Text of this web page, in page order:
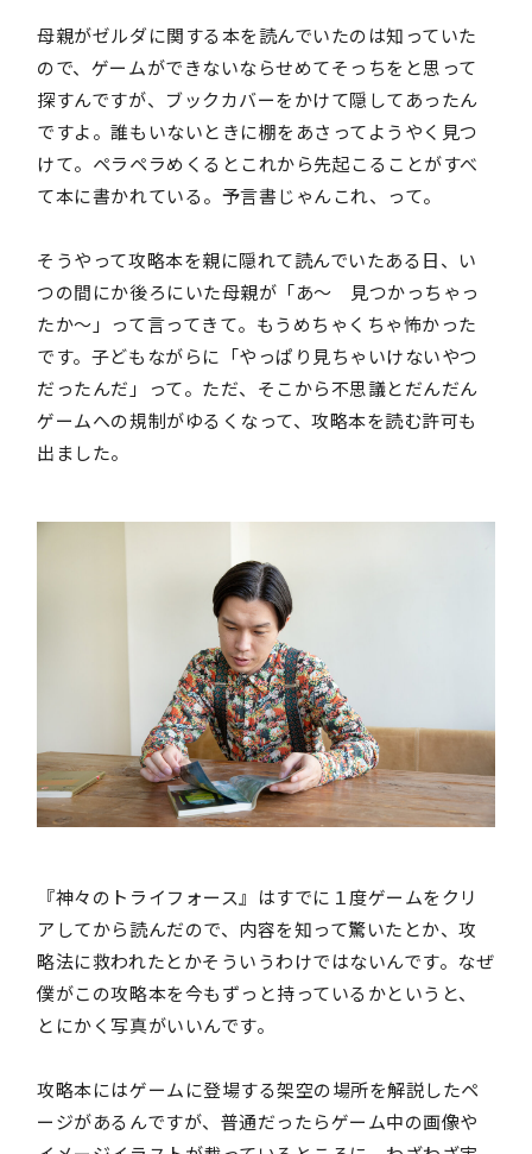
母親がゼルダに関する本を読んでいたのは知っていた
ので、ゲームができないならせめてそっちをと思って
探すんですが、ブックカバーをかけて隠してあったん
ですよ。誰もいないときに棚をあさってようやく見つ
けて。ペラペラめくるとこれから先起こることがすべ
て本に書かれている。予言書じゃんこれ、って。
そうやって攻略本を親に隠れて読んでいたある日、い
つの間にか後ろにいた母親が「あ〜 見つかっちゃっ
たか〜」って言ってきて。もうめちゃくちゃ怖かった
です。子どもながらに「やっぱり見ちゃいけないやつ
だったんだ」って。ただ、そこから不思議とだんだん
ゲームへの規制がゆるくなって、攻略本を読む許可も
出ました。
『神々のトライフォース』はすでに１度ゲームをクリ
アしてから読んだので、内容を知って驚いたとか、攻
略法に救われたとかそういうわけではないんです。なぜ
僕がこの攻略本を今もずっと持っているかというと、
とにかく写真がいいんです。
攻略本にはゲームに登場する架空の場所を解説したペ
ージがあるんですが、普通だったらゲーム中の画像や